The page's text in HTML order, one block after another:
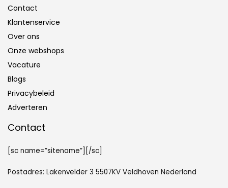
Contact
Klantenservice
Over ons
Onze webshops
Vacature
Blogs
Privacybeleid
Adverteren
Contact
[sc name=”sitename”][/sc]
Postadres: Lakenvelder 3 5507KV Veldhoven Nederland